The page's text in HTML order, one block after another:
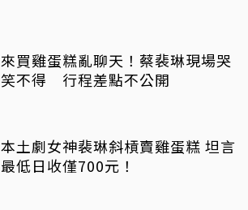
來買雞蛋糕亂聊天！蔡裴琳現場哭
笑不得 行程差點不公開
本土劇女神裴琳斜槓賣雞蛋糕 坦言
最低日收僅700元！